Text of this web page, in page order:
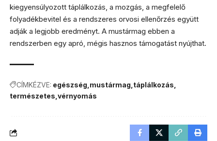
kiegyensúlyozott táplálkozás, a mozgás, a megfelelő
folyadékbevitel és a rendszeres orvosi ellenőrzés együtt
adják a legjobb eredményt. A mustármag ebben a
rendszerben egy apró, mégis hasznos támogatást nyújthat.
CÍMKÉZVE: egészség mustármag táplálkozás
természetes vérnyomás